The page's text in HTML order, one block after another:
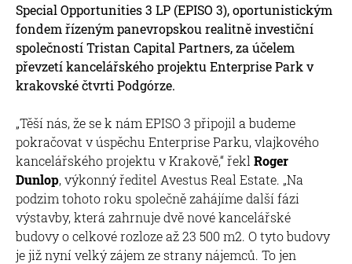
Special Opportunities 3 LP (EPISO 3), oportunistickým
fondem řízeným panevropskou realitně investiční
společností Tristan Capital Partners, za účelem
převzetí kancelářského projektu Enterprise Park v
krakovské čtvrti Podgórze.
„Těší nás, že se k nám EPISO 3 připojil a budeme
pokračovat v úspěchu Enterprise Parku, vlajkového
kancelářského projektu v Krakově,“ řekl Roger
Dunlop, výkonný ředitel Avestus Real Estate. „Na
podzim tohoto roku společně zahájíme další fázi
výstavby, která zahrnuje dvě nové kancelářské
budovy o celkové rozloze až 23 500 m2. O tyto budovy
je již nyní velký zájem ze strany nájemců. To jen